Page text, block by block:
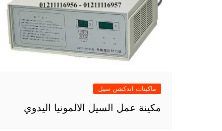
ماكينات اندكشن سيل
مكينة عمل السيل الالمونيا اليدوي